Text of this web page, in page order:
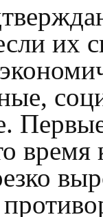
их
время